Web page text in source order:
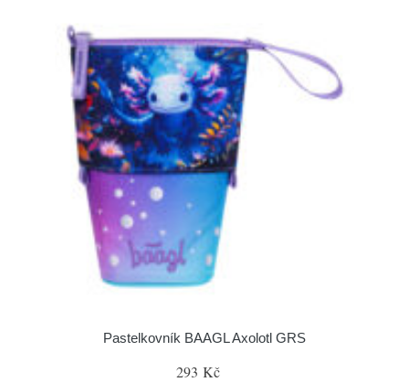
Pastelkovník BAAGL Axolotl GRS
293 Kč